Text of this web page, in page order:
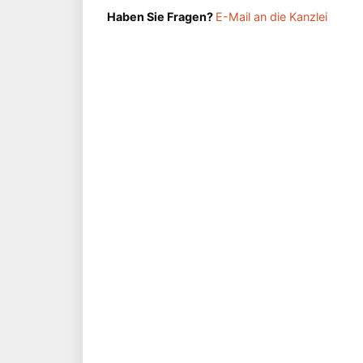
Haben Sie Fragen? E-Mail an die Kanzlei